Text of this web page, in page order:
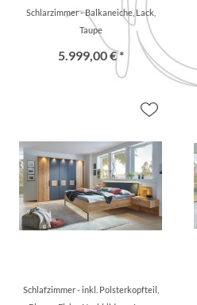
Schlarzimmer - Balkaneiche, Lack,
Taupe
5.999,00 € *
Schlafzimmer - inkl. Polsterkopfteil,